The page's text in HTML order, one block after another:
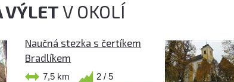
VÝLETV OKOLÍ
Naučná stezka s čertíkem
Bradlíkem
7,5 km 2 / 5